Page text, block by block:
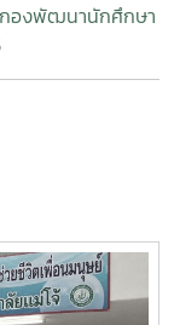
กองพัฒนานักศึกษา